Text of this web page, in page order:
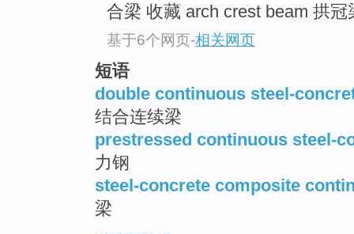
合梁 收藏 arch crest beam 拱冠
基于6个网页-相关网页
短语
double continuous steel-
结合连续梁
prestressed continuous steel-
力钢
steel-concrete composite
梁